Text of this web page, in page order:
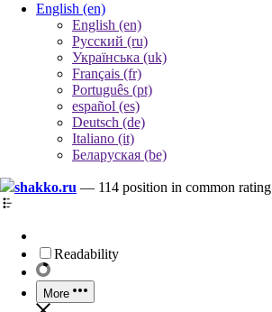
English (en)
English (en)
Русский (ru)
Українська (uk)
Français (fr)
Português (pt)
español (es)
Deutsch (de)
Italiano (it)
Беларуская (be)
shakko.ru — 114 position in common rating
Readability
More